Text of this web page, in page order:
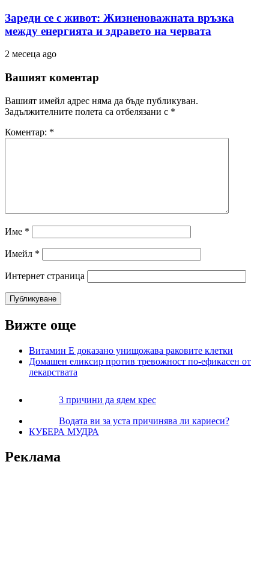
Зареди се с живот: Жизненоважната връзка
между енергията и здравето на червата
2 месеца ago
Вашият коментар
Вашият имейл адрес няма да бъде публикуван.
Задължителните полета са отбелязани с *
Коментар: *
Име *
Имейл *
Интернет страница
Вижте още
Витамин Е доказано унищожава раковите клетки
Домашен еликсир против тревожност по-ефикасен от
лекарствата
3 причини да ядем крес
Водата ви за уста причинява ли кариеси?
КУБЕРА МУДРА
Реклама